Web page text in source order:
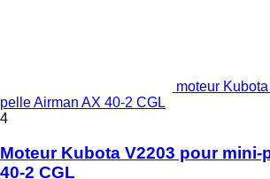
moteur
pelle Airman AX 40-2 CGL
4
Moteur Kubota V2203 pour mini-
40-2 CGL